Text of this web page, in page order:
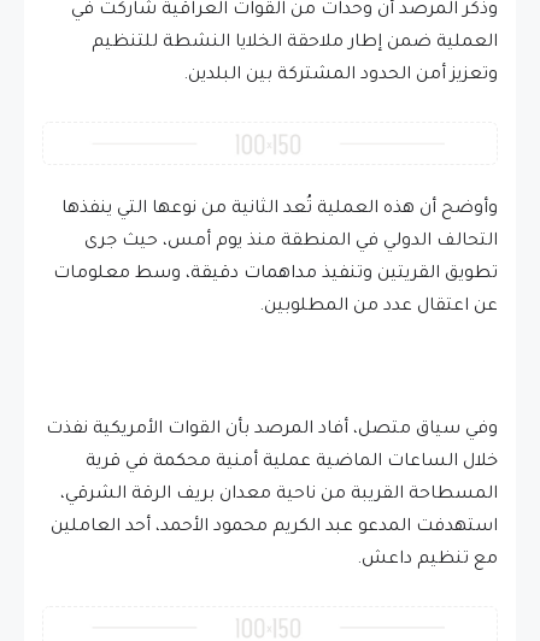
وذكر المرصد أن وحدات من القوات العراقية شاركت في
العملية ضمن إطار ملاحقة الخلايا النشطة للتنظيم
وتعزيز أمن الحدود المشتركة بين البلدين.
وأوضح أن هذه العملية تُعد الثانية من نوعها التي ينفذها
التحالف الدولي في المنطقة منذ يوم أمس، حيث جرى
تطويق القريتين وتنفيذ مداهمات دقيقة، وسط معلومات
عن اعتقال عدد من المطلوبين.
وفي سياق متصل، أفاد المرصد بأن القوات الأمريكية نفذت
خلال الساعات الماضية عملية أمنية محكمة في قرية
المسطاحة القريبة من ناحية معدان بريف الرقة الشرقي،
استهدفت المدعو عبد الكريم محمود الأحمد، أحد العاملين
مع تنظيم داعش.